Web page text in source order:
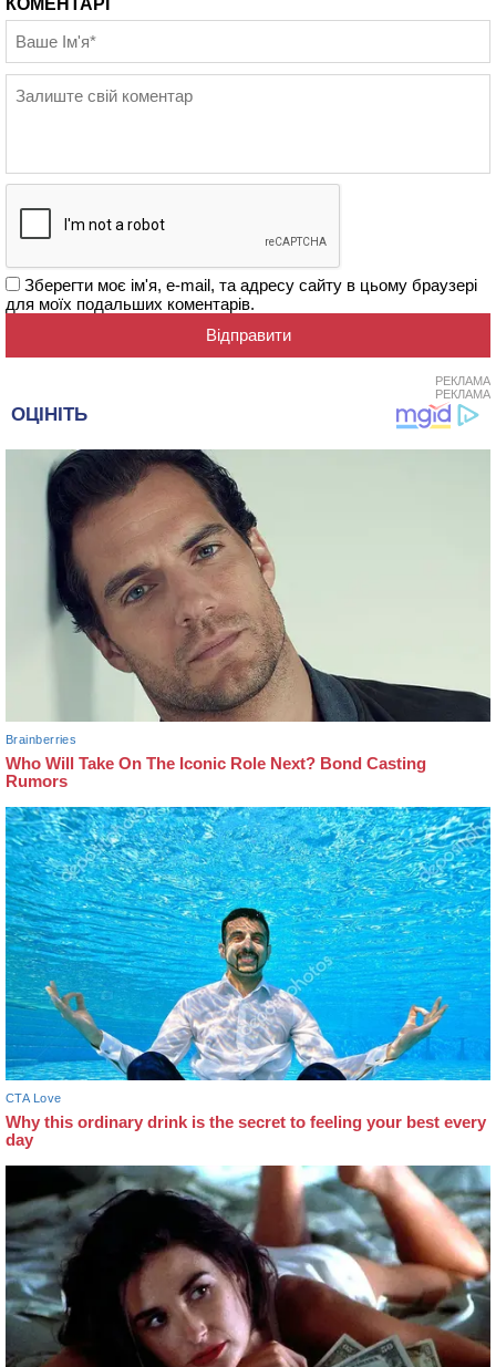
Зберегти моє ім'я, e-mail, та адресу сайту в цьому браузері
для моїх подальших коментарів.
РЕКЛАМА
РЕКЛАМА